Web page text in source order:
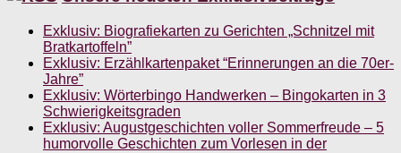
Exklusiv: Biografiekarten zu Gerichten „Schnitzel mit
Bratkartoffeln”
Exklusiv: Erzählkartenpaket “Erinnerungen an die 70er-
Jahre”
Exklusiv: Wörterbingo Handwerken – Bingokarten in 3
Schwierigkeitsgraden
Exklusiv: Augustgeschichten voller Sommerfreude – 5
humorvolle Geschichten zum Vorlesen in der